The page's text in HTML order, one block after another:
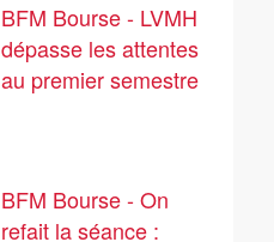
BFM Bourse - LVMH
dépasse les attentes
au premier semestre
BFM Bourse - On
refait la séance :